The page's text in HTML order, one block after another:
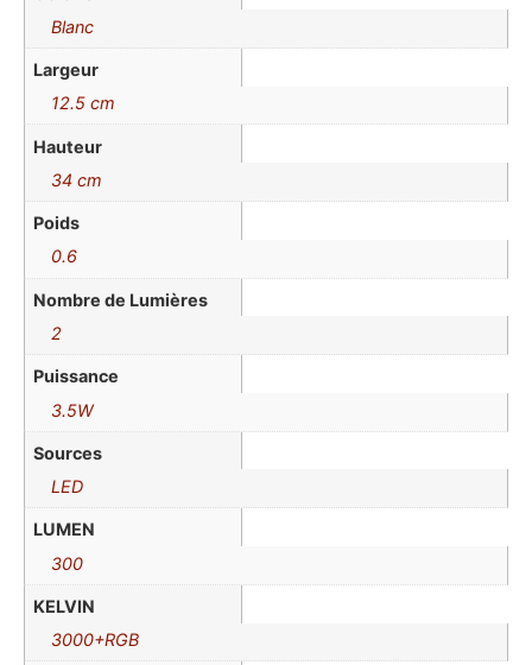
Blanc
Largeur
12.5 cm
Hauteur
34 cm
Poids
0.6
Nombre de Lumières
2
Puissance
3.5W
Sources
LED
LUMEN
300
KELVIN
3000+RGB